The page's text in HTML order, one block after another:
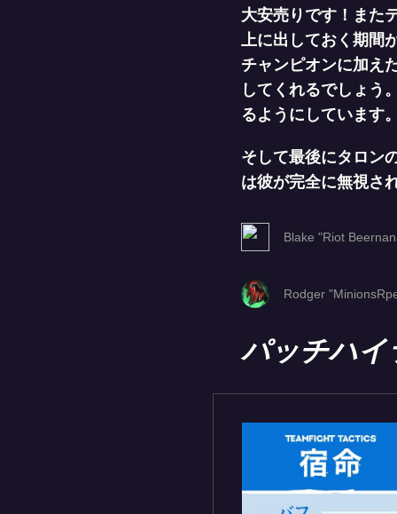
大安売りです！また
上に出しておく期間
チャンピオンに加え
してくれるでしょう
るようにしています
そして最後にタロン
は彼が完全に無視さ
Blake "Riot
Rodger
パッチハイ